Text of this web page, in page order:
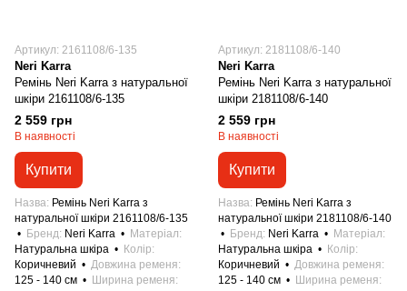
Артикул: 2161108/6-135
Neri Karra
Ремінь Neri Karra з натуральної
шкіри 2161108/6-135
2 559 грн
В наявності
Купити
Назва Ремінь Neri Karra з
натуральної шкіри 2161108/6-135
Бренд Neri Karra
Матеріал
Натуральна шкіра
Колір
Коричневий
Довжина ременя
125 - 140 см
Ширина ременя
Артикул: 2181108/6-140
Neri Karra
Ремінь Neri Karra з натуральної
шкіри 2181108/6-140
2 559 грн
В наявності
Купити
Назва Ремінь Neri Karra з
натуральної шкіри 2181108/6-140
Бренд Neri Karra
Матеріал
Натуральна шкіра
Колір
Коричневий
Довжина ременя
125 - 140 см
Ширина ременя